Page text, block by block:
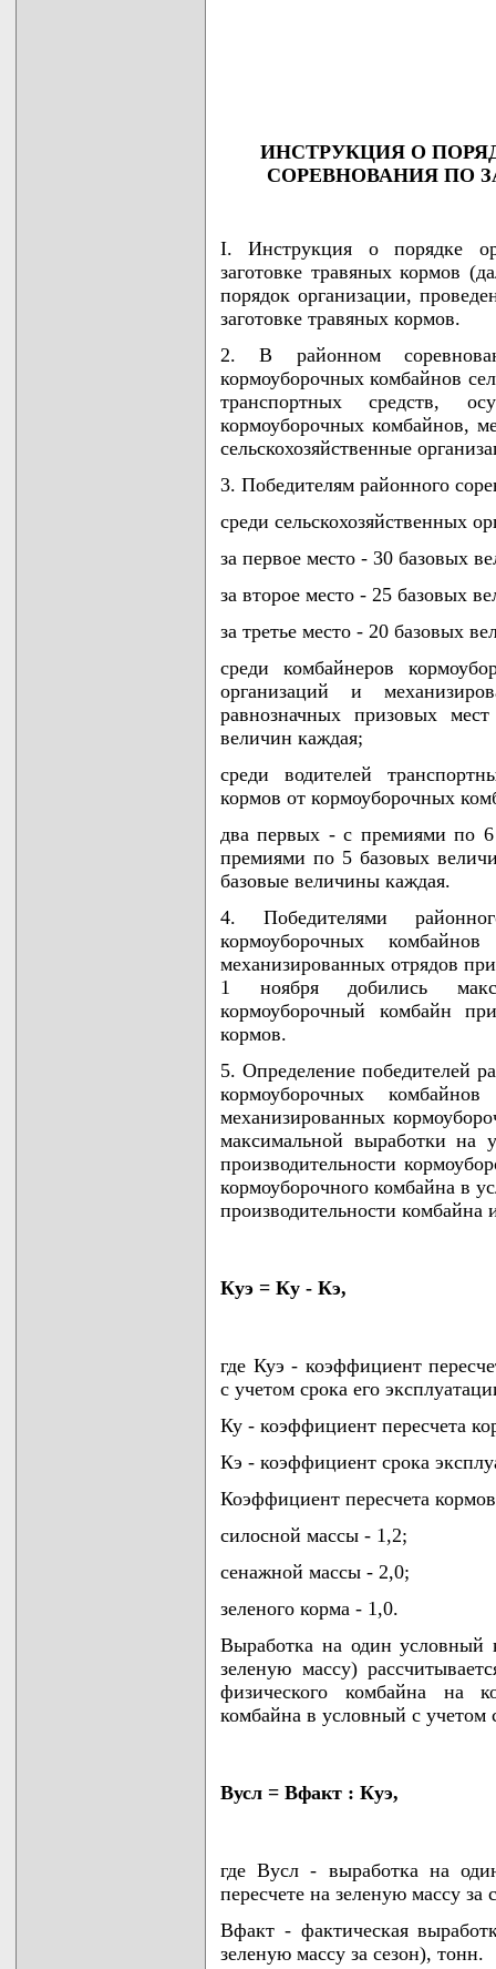
ИНСТРУКЦИЯ О
СОРЕВНОВАНИЯ ПО
I. Инструкция о порядке
заготовке травяных кормов
порядок организации,
заготовке травяных кормов.
2. В районном
кормоуборочных комбайнов
транспортных средств,
кормоуборочных комбайнов,
сельскохозяйственные
3. Победителям районного
среди сельскохозяйственных
за первое место - 30 базовых
за второе место - 25 базовых
за третье место - 20 базовых
среди комбайнеров
организаций и
равнозначных призовых
величин каждая;
среди водителей
кормов от кормоуборочных
два первых - с премиями по
премиями по 5 базовых
базовые величины каждая.
4. Победителями
кормоуборочных комбайнов
механизированных отрядов
1 ноября добились
кормоуборочный комбайн
кормов.
5. Определение победителей
кормоуборочных комбайнов
механизированных
максимальной выработки на
производительности
кормоуборочного комбайна в
производительности
Куэ = Ку - Кэ,
где Куэ - коэффициент
с учетом срока его
Ку - коэффициент пересчета
Кэ - коэффициент срока
Коэффициент пересчета
силосной массы - 1,2;
сенажной массы - 2,0;
зеленого корма - 1,0.
Выработка на один условный
зеленую массу)
физического комбайна на
комбайна в условный с учетом
Вусл = Вфакт : Куэ,
где Вусл - выработка на
пересчете на зеленую массу за
Вфакт - фактическая
зеленую массу за сезон), тонн.